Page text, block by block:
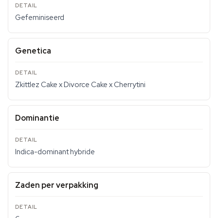
Gefeminiseerd
Genetica
Zkittlez Cake x Divorce Cake x Cherrytini
Dominantie
Indica-dominant hybride
Zaden per verpakking